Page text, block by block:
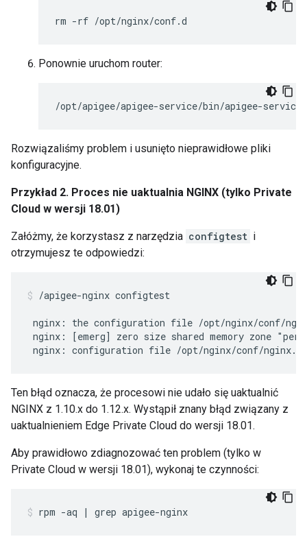
rm -rf /opt/nginx/conf.d
Ponownie uruchom router:
/opt/apigee/apigee-service/bin/apigee-
Rozwiązaliśmy problem i usunięto nieprawidłowe pliki
konfiguracyjne.
Przykład 2. Proces nie uaktualnia NGINX (tylko Private
Cloud w wersji 18.01)
Załóżmy, że korzystasz z narzędzia configtest i
otrzymujesz te odpowiedzi:
/apigee-nginx configtest
nginx: the configuration file /opt/nginx/conf/
nginx: [emerg] zero size shared memory zone
Ten błąd oznacza, że procesowi nie udało się uaktualnić
NGINX z 1.10.x do 1.12.x. Wystąpił znany błąd związany z
uaktualnieniem Edge Private Cloud do wersji 18.01.
Aby prawidłowo zdiagnozować ten problem (tylko w
Private Cloud w wersji 18.01), wykonaj te czynności: